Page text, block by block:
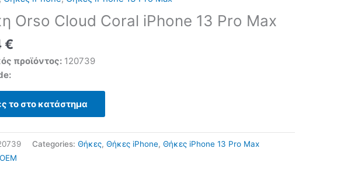
Orso Cloud Coral iPhone 13 Pro Max
€
προϊόντος: 120739
το στο κατάστημα
Categories: Θήκες, Θήκες iPhone, Θήκες iPhone 13 Pro Max
OEM